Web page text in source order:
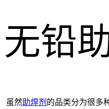
无铅
虽然助焊剂 的品类分为很多